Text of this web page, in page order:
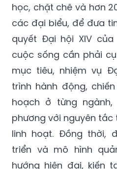
học, chặt chẽ và hơn
các đại biểu, để đưa
quyết Đại hội XIV
cuộc sống cần phải
mục tiêu, nhiệm vụ
trình hành động,
hoạch ở từng
phương với nguyên
linh hoạt. Đồng thời,
triển và mô hình
hướng hiện đại, kiến